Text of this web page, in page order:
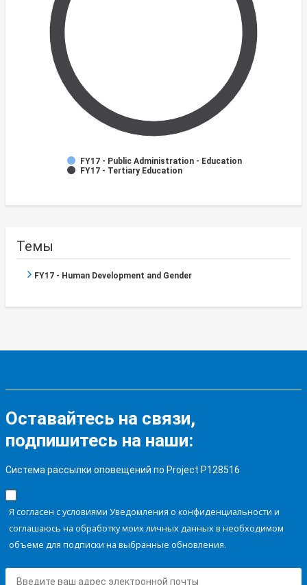
FY17 - Public Administration - Education
FY17 - Tertiary Education
Темы
FY17 - Human Development and Gender
Оставайтесь на связи,
подпишитесь на наши:
Система рассылки оповещений по Project P128516
Я согласен с условиями Уведомления о конфиденциальности и
соглашаюсь на обработку моих личных данных в необходимом
объеме для подписки на выбранные обновления.